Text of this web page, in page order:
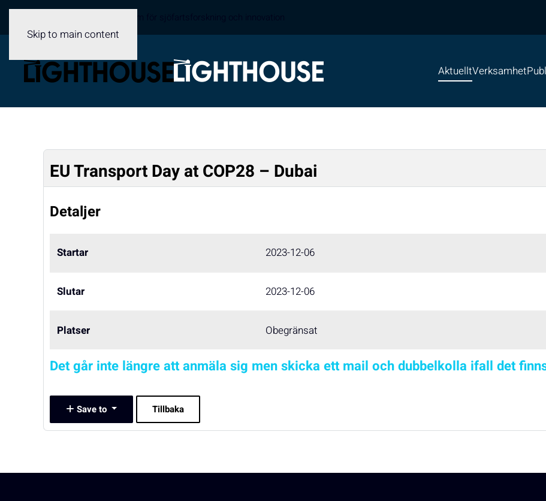
Skip to main content
AktuelltVerksamhet
EU Transport Day at COP28 – Dubai
Detaljer
Startar 2023-12-06
Slutar 2023-12-06
Platser Obegränsat
Det går inte längre att anmäla sig men skicka ett mail och dubbelkolla ifall det
Save to Tillbaka